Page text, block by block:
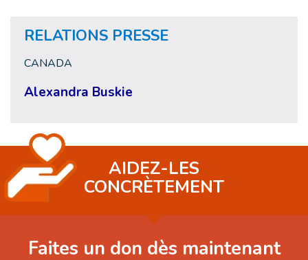
RELATIONS PRESSE
CANADA
Alexandra Buskie
AIDEZ-LES
CONCRÈTEMENT
Faites un don dès maintenant